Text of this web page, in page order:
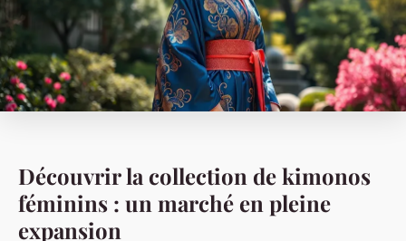
Découvrir la collection de kimonos
féminins : un marché en pleine
expansion